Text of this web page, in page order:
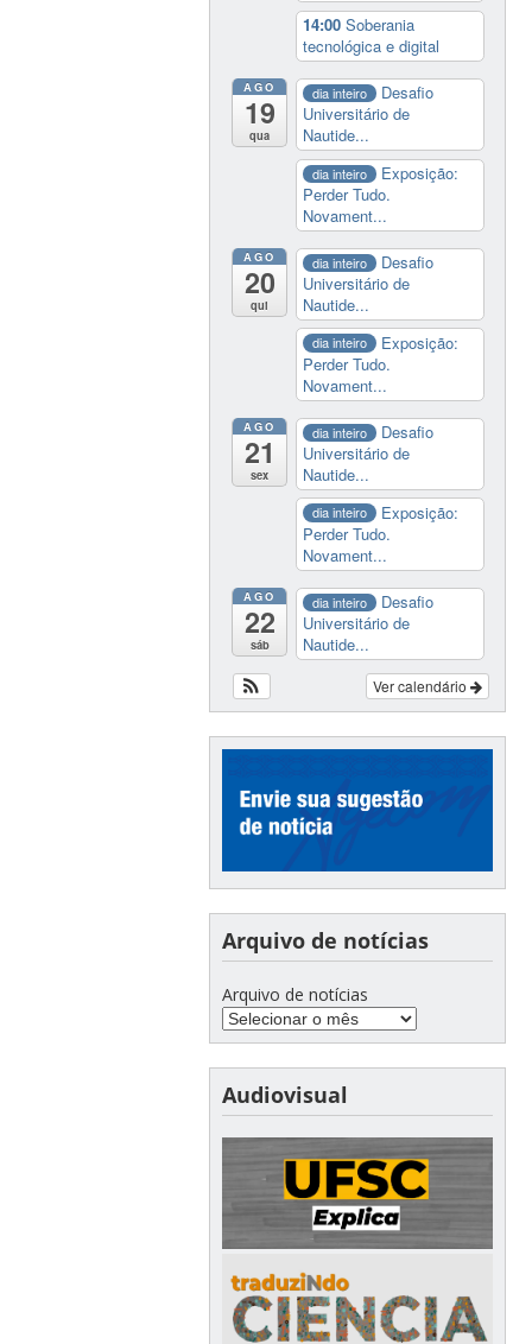
14:00Soberania
tecnológica e digital
AGO
19
qua
dia inteiro
Desafio
Universitário de
Nautide...
dia inteiro
Exposição:
Perder Tudo.
Novament...
AGO
20
qui
dia inteiro
Desafio
Universitário de
Nautide...
dia inteiro
Exposição:
Perder Tudo.
Novament...
AGO
21
sex
dia inteiro
Desafio
Universitário de
Nautide...
dia inteiro
Exposição:
Perder Tudo.
Novament...
AGO
22
sáb
dia inteiro
Desafio
Universitário de
Nautide...
Ver calendário
Arquivo de notícias
Arquivo de notícias
Audiovisual